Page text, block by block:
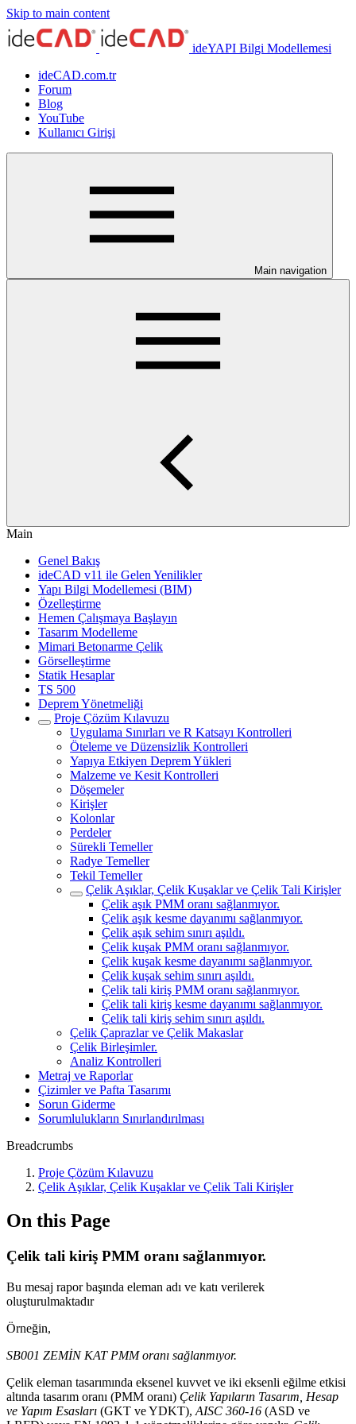
Skip to main content
ideYAPI Bilgi Modellemesi
ideCAD.com.tr
Forum
Blog
YouTube
Kullanıcı Girişi
Main navigation
Main
Genel Bakış
ideCAD v11 ile Gelen Yenilikler
Yapı Bilgi Modellemesi (BIM)
Özelleştirme
Hemen Çalışmaya Başlayın
Tasarım Modelleme
Mimari Betonarme Çelik
Görselleştirme
Statik Hesaplar
TS 500
Deprem Yönetmeliği
Proje Çözüm Kılavuzu
Uygulama Sınırları ve R Katsayı Kontrolleri
Öteleme ve Düzensizlik Kontrolleri
Yapıya Etkiyen Deprem Yükleri
Malzeme ve Kesit Kontrolleri
Döşemeler
Kirişler
Kolonlar
Perdeler
Sürekli Temeller
Radye Temeller
Tekil Temeller
Çelik Aşıklar, Çelik Kuşaklar ve Çelik Tali Kirişler
Çelik aşık PMM oranı sağlanmıyor.
Çelik aşık kesme dayanımı sağlanmıyor.
Çelik aşık sehim sınırı aşıldı.
Çelik kuşak PMM oranı sağlanmıyor.
Çelik kuşak kesme dayanımı sağlanmıyor.
Çelik kuşak sehim sınırı aşıldı.
Çelik tali kiriş PMM oranı sağlanmıyor.
Çelik tali kiriş kesme dayanımı sağlanmıyor.
Çelik tali kiriş sehim sınırı aşıldı.
Çelik Çaprazlar ve Çelik Makaslar
Çelik Birleşimler.
Analiz Kontrolleri
Metraj ve Raporlar
Çizimler ve Pafta Tasarımı
Sorun Giderme
Sorumlulukların Sınırlandırılması
Breadcrumbs
Proje Çözüm Kılavuzu
Çelik Aşıklar, Çelik Kuşaklar ve Çelik Tali Kirişler
On this Page
Çelik tali kiriş PMM oranı sağlanmıyor.
Bu mesaj rapor başında eleman adı ve katı verilerek
oluşturulmaktadır
Örneğin,
SB001 ZEMİN KAT PMM oranı sağlanmıyor.
Çelik eleman tasarımında eksenel kuvvet ve iki eksenli eğilme etkisi
altında tasarım oranı (PMM oranı) Çelik Yapıların Tasarım, Hesap
ve Yapım Esasları (GKT ve YDKT), AISC 360-16 (ASD ve